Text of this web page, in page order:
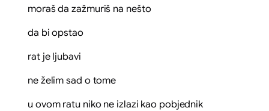
moraš da zažmuriš na nešto
da bi opstao
rat je ljubavi
ne želim sad o tome
u ovom ratu niko ne izlazi kao pobjednik